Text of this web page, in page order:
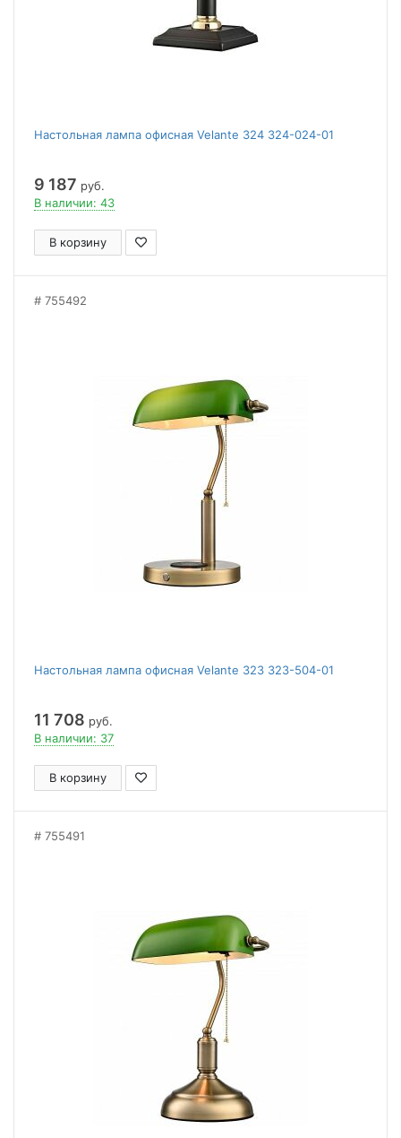
Настольная лампа офисная Velante 324 324-024-01
9 187 руб.
В наличии: 43
В корзину
755492
Настольная лампа офисная Velante 323 323-504-01
11 708 руб.
В наличии: 37
В корзину
755491